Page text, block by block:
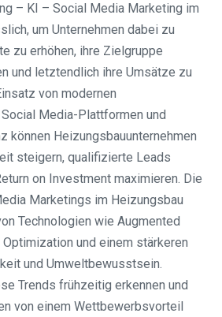
– KI – Social Media Marketing im
um Unternehmen dabei zu
zu erhöhen, ihre Zielgruppe
und letztendlich ihre Umsätze zu
von modernen
Media-Plattformen und
können Heizungsbauunternehmen
steigern, qualifizierte Leads
on Investment maximieren. Die
Marketings im Heizungsbau
Technologien wie Augmented
Optimization und einem stärkeren
und Umweltbewusstsein.
Trends frühzeitig erkennen und
von einem Wettbewerbsvorteil